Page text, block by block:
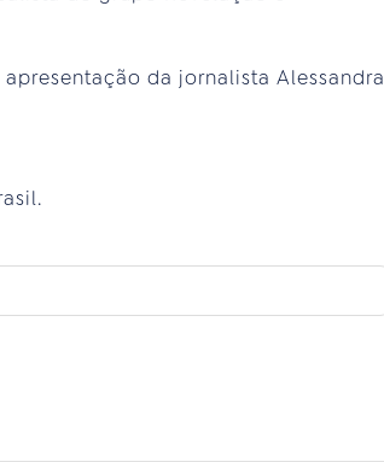
da jornalista Alessandra